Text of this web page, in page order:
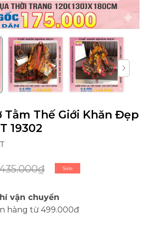
Tằm Thế Giới Khăn Đẹp
19302
Sale
vận chuyển
hàng từ 499.000đ